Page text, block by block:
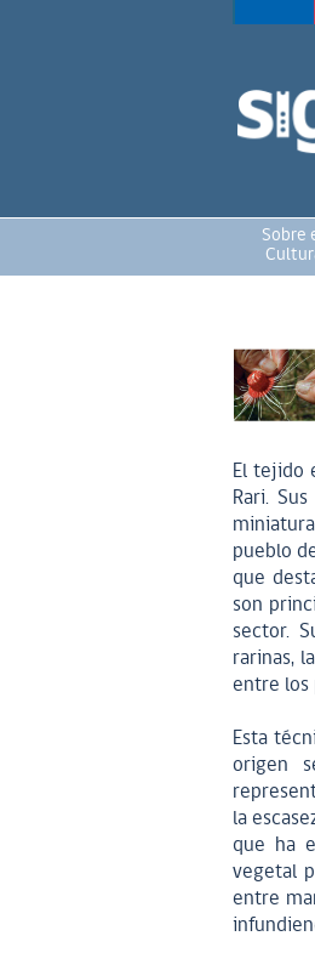
Sobre
El tejido
Rari.
pueblo
que
son
sector.
rarinas,
entre los
Esta
origen
la
que ha
vegetal
entre